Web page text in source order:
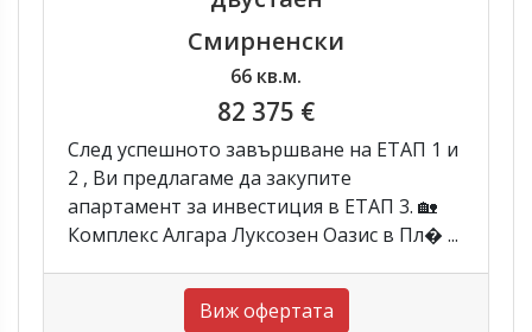
Смирненски
66 кв.м.
82 375 €
След успешното завършване на ЕТАП 1 и
2 , Ви предлагаме да закупите
апартамент за инвестиция в ЕТАП 3. 🏡
Комплекс Алгара Луксозен Оазис в Пл� ...
Виж офертата